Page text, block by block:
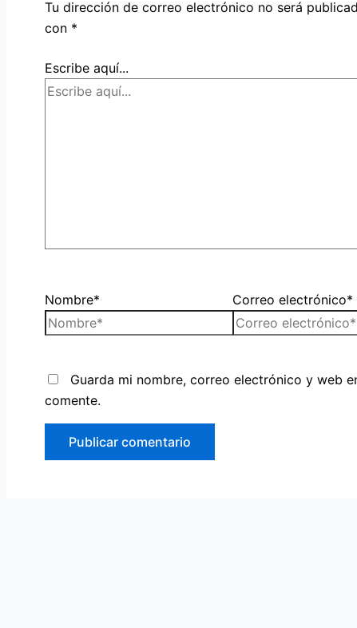
Tu dirección de correo electrónico no será
con *
Escribe aquí...
Nombre* Correo electrónico*
Guarda mi nombre, correo electrónico y web
comente.